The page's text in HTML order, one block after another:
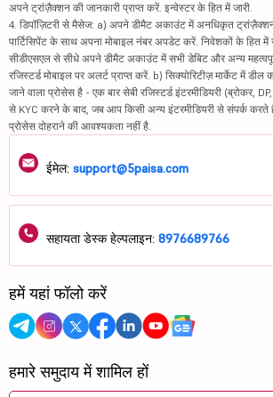
अपने ट्रांज़ैक्शन की जानकारी प्राप्त करें. इन्वेस्टर के हित में जारी.
4. डिपॉज़िटरी से मैसेज: a) अपने डीमैट अकाउंट में अनधिकृत
पार्टिसिपेंट के साथ अपना मोबाइल नंबर अपडेट करें. निवेशकों के हित में
सीडीएसएल से सीधे अपने डीमैट अकाउंट में सभी डेबिट और अन्य
रजिस्टर्ड मोबाइल पर अलर्ट प्राप्त करें. b) सिक्योरिटीज़ मार्केट में
जाने वाला प्रोसेस है - एक बार सेबी रजिस्टर्ड इंटरमीडियरी (ब्रोकर,
से KYC करने के बाद, जब आप किसी अन्य इंटरमीडियरी से संपर्क करते
प्रोसेस दोहराने की आवश्यकता नहीं है.
ईमेल: support@5paisa.com
सहायता डेस्क हेल्पलाइन: 8976689766
हमें यहां फॉलो करें
हमारे समुदाय में शामिल हों